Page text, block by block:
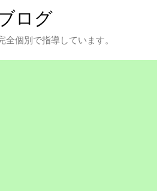
ログ
個別で指導しています。